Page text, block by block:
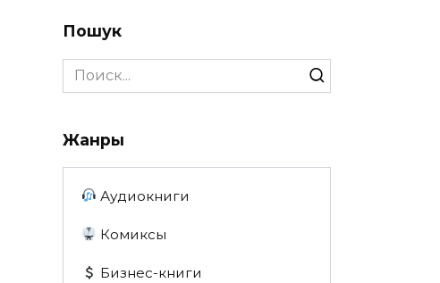
Пошук
Search
for:
Жанры
Аудиокниги
Комиксы
Бизнес-книги